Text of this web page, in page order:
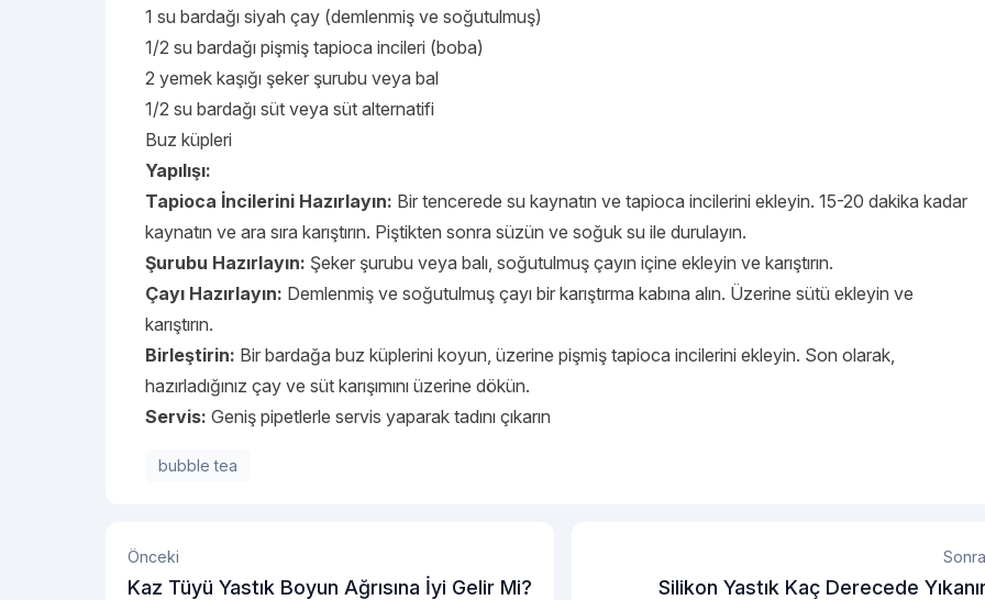
1 su bardağı siyah çay (demlenmiş ve soğutulmuş)
1/2 su bardağı pişmiş tapioca incileri (boba)
2 yemek kaşığı şeker şurubu veya bal
1/2 su bardağı süt veya süt alternatifi
Buz küpleri
Yapılışı:
Tapioca İncilerini Hazırlayın: Bir tencerede su kaynatın ve tapioca incilerini ekleyin. 15-20 dakika kadar
kaynatın ve ara sıra karıştırın. Piştikten sonra süzün ve soğuk su ile durulayın.
Şurubu Hazırlayın: Şeker şurubu veya balı, soğutulmuş çayın içine ekleyin ve karıştırın.
Çayı Hazırlayın: Demlenmiş ve soğutulmuş çayı bir karıştırma kabına alın. Üzerine sütü ekleyin ve
karıştırın.
Birleştirin: Bir bardağa buz küplerini koyun, üzerine pişmiş tapioca incilerini ekleyin. Son olarak,
hazırladığınız çay ve süt karışımını üzerine dökün.
Servis: Geniş pipetlerle servis yaparak tadını çıkarın
bubble tea
Önceki
Kaz Tüyü Yastık Boyun Ağrısına İyi Gelir Mi? Silikon Yastık Kaç Derecede